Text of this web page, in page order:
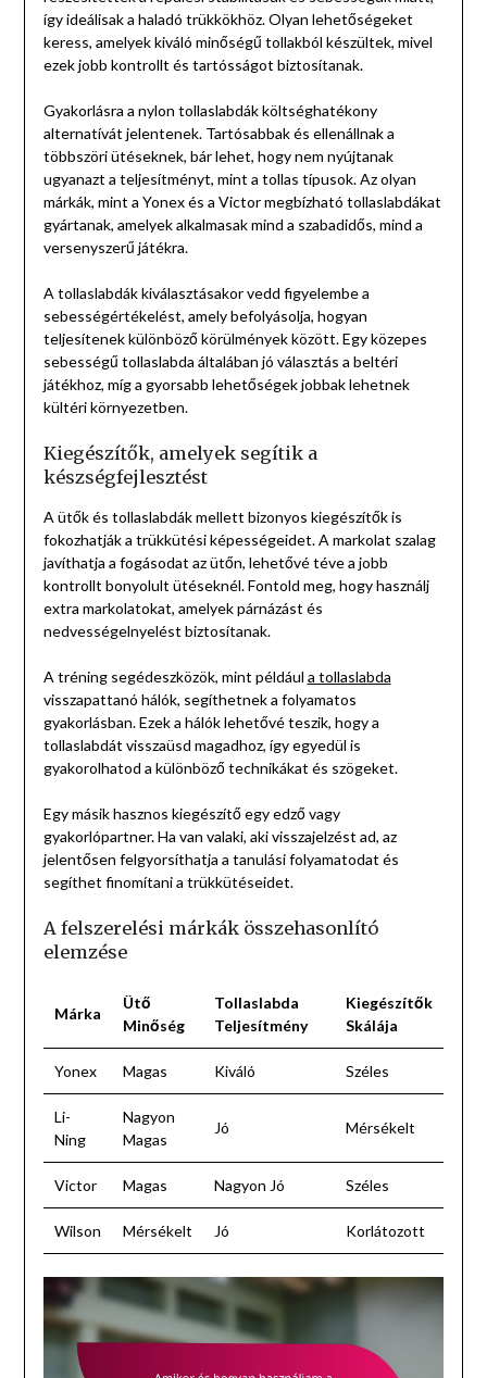
így ideálisak a haladó trükkökhöz. Olyan lehetőségeket
keress, amelyek kiváló minőségű tollakból készültek, mivel
ezek jobb kontrollt és tartósságot biztosítanak.
Gyakorlásra a nylon tollaslabdák költséghatékony
alternatívát jelentenek. Tartósabbak és ellenállnak a
többszöri ütéseknek, bár lehet, hogy nem nyújtanak
ugyanazt a teljesítményt, mint a tollas típusok. Az olyan
márkák, mint a Yonex és a Victor megbízható tollaslabdákat
gyártanak, amelyek alkalmasak mind a szabadidős, mind a
versenyszerű játékra.
A tollaslabdák kiválasztásakor vedd figyelembe a
sebességértékelést, amely befolyásolja, hogyan
teljesítenek különböző körülmények között. Egy közepes
sebességű tollaslabda általában jó választás a beltéri
játékhoz, míg a gyorsabb lehetőségek jobbak lehetnek
kültéri környezetben.
Kiegészítők, amelyek segítik a
készségfejlesztést
A ütők és tollaslabdák mellett bizonyos kiegészítők is
fokozhatják a trükkütési képességeidet. A markolat szalag
javíthatja a fogásodat az ütőn, lehetővé téve a jobb
kontrollt bonyolult ütéseknél. Fontold meg, hogy használj
extra markolatokat, amelyek párnázást és
nedvességelnyelést biztosítanak.
A tréning segédeszközök, mint például a tollaslabda
visszapattanó hálók, segíthetnek a folyamatos
gyakorlásban. Ezek a hálók lehetővé teszik, hogy a
tollaslabdát visszaüsd magadhoz, így egyedül is
gyakorolhatod a különböző technikákat és szögeket.
Egy másik hasznos kiegészítő egy edző vagy
gyakorlópartner. Ha van valaki, aki visszajelzést ad, az
jelentősen felgyorsíthatja a tanulási folyamatodat és
segíthet finomítani a trükkütéseidet.
A felszerelési márkák összehasonlító
elemzése
Márka
Ütő
Minőség
Tollaslabda
Teljesítmény
Kiegészítők
Skálája
Yonex Magas Kiváló Széles
Li-
Ning
Nagyon
Magas
Jó Mérsékelt
Victor Magas Nagyon Jó Széles
Wilson Mérsékelt Jó Korlátozott